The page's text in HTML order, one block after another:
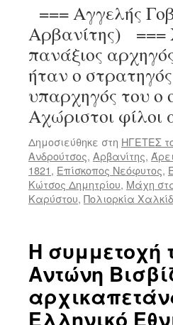
=== Αγγελής
Αρβανίτης) ===
πανάξιος
ήταν ο
υπαρχηγός του ο
Αχώριστοι
Δημοσιεύθηκε στη ΗΓΕΤΕΣ
Ανδρούτσος, Αρβανίτης,
1821, Επίσκοπος Νεόφυτος,
Κώτσος Δημητρίου, Μάχη
Καρύστου, Πολιορκία
Η συμμετοχή
Αντώνη
Ελληνικό